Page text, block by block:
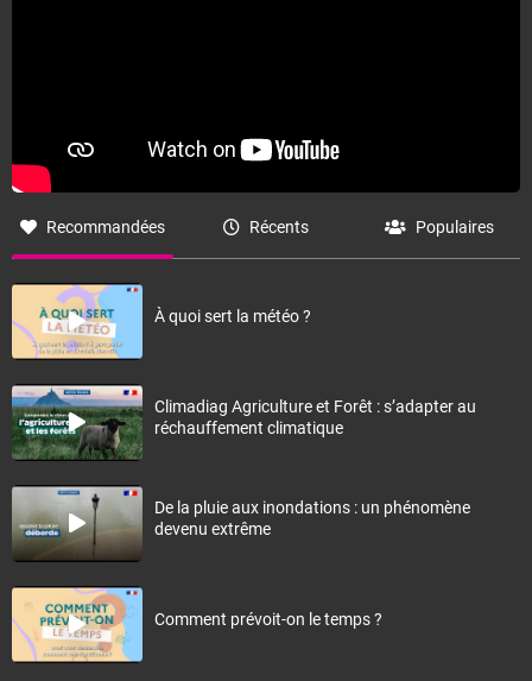
Recommandées Récents Populaires
À quoi sert la météo ?
Climadiag Agriculture et Forêt : s’adapter au
réchauffement climatique
De la pluie aux inondations : un phénomène
devenu extrême
Comment prévoit-on le temps ?